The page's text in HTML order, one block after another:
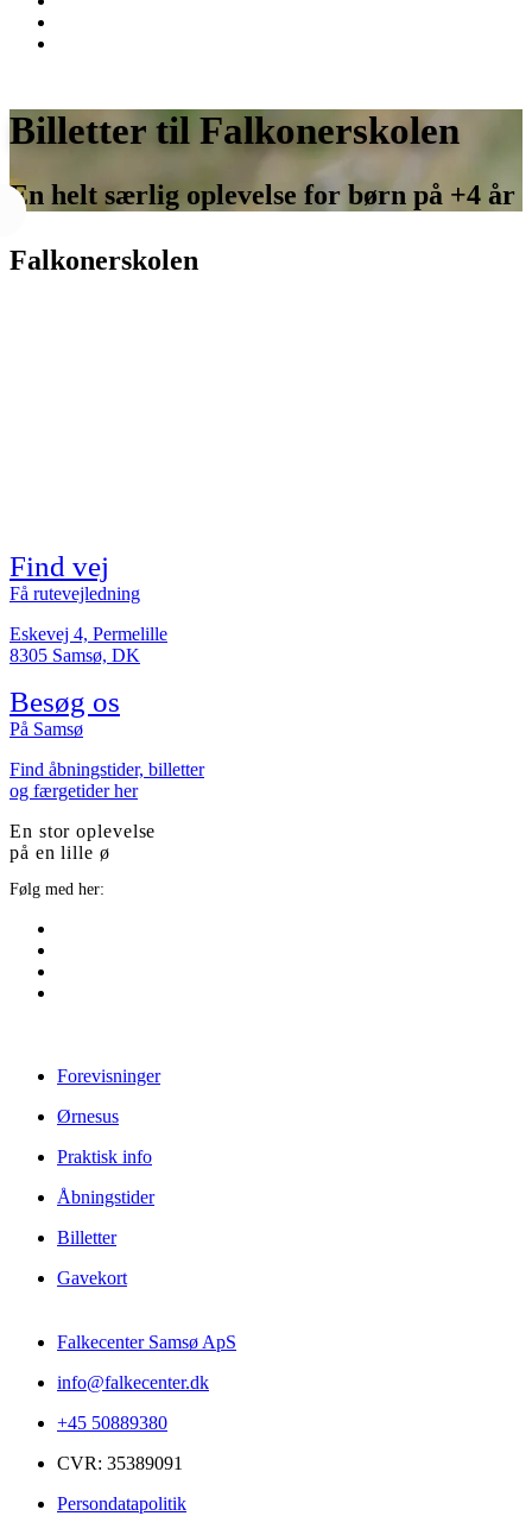
Billetter til Falkonerskolen
En helt særlig oplevelse for børn på +4 år
Falkonerskolen
Find vej
Få rutevejledning
Eskevej 4, Permelille
8305 Samsø, DK
Besøg os
På Samsø
Find åbningstider, billetter
og færgetider her
En stor oplevelse
på en lille ø
Følg med her:
Forevisninger
Ørnesus
Praktisk info
Åbningstider
Billetter
Gavekort
Falkecenter Samsø ApS
info@falkecenter.dk
+45 50889380
CVR: 35389091
Persondatapolitik